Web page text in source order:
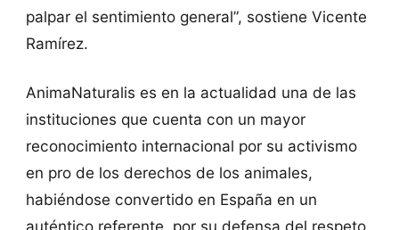
palpar el sentimiento general”, sostiene Vicente
Ramírez.
AnimaNaturalis es en la actualidad una de las
instituciones que cuenta con un mayor
reconocimiento internacional por su activismo
en pro de los derechos de los animales,
habiéndose convertido en España en un
auténtico referente por su defensa del respeto